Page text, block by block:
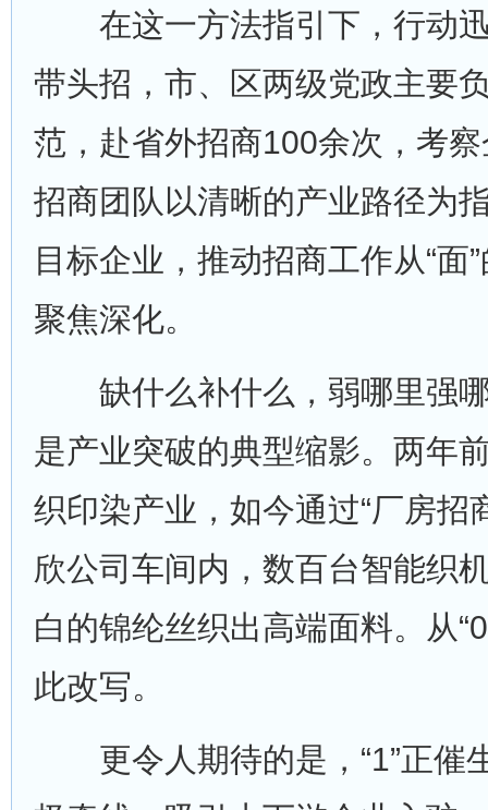
在这一方法指引下，行动迅
带头招，市、区两级党政主要
范，赴省外招商100余次，考
招商团队以清晰的产业路径为
目标企业，推动招商工作从“面
聚焦深化。
缺什么补什么，弱哪里强哪
是产业突破的典型缩影。两年
织印染产业，如今通过“厂房招
欣公司车间内，数百台智能织
白的锦纶丝织出高端面料。从
此改写。
更令人期待的是，“1”正催